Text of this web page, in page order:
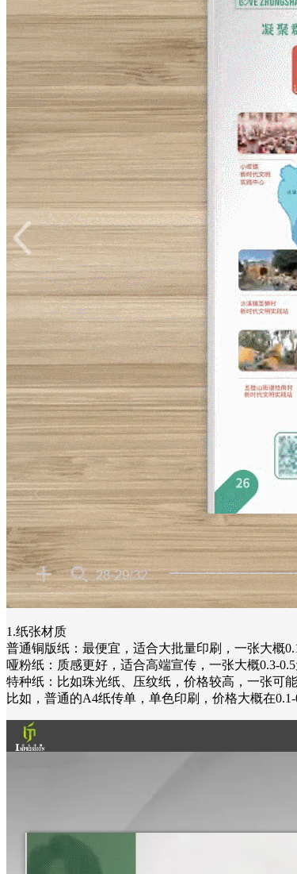
1.纸张材质
普通铜版纸：最便宜，适合大批量印刷，一张大概
哑粉纸：质感更好，适合高端宣传，一张大概0.3-0.5
特种纸：比如珠光纸、压纹纸，价格较高，一张可能
比如，普通的A4纸传单，单色印刷，价格大概在